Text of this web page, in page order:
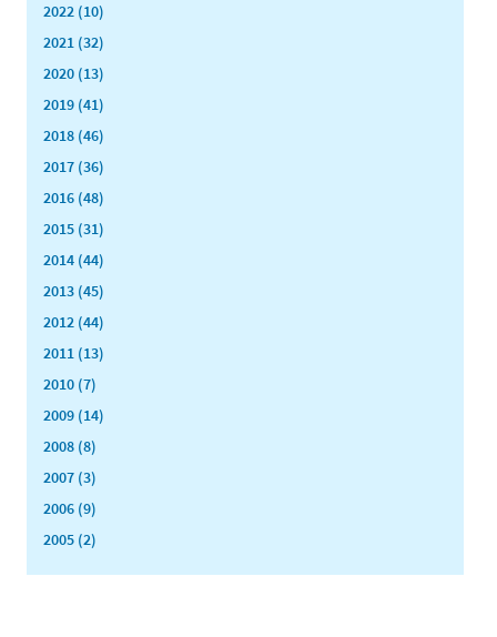
2022 (10)
2021 (32)
2020 (13)
2019 (41)
2018 (46)
2017 (36)
2016 (48)
2015 (31)
2014 (44)
2013 (45)
2012 (44)
2011 (13)
2010 (7)
2009 (14)
2008 (8)
2007 (3)
2006 (9)
2005 (2)